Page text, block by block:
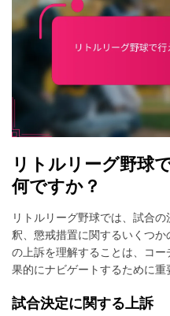
リトルリーグ野球
何ですか？
リトルリーグ野球では、試合
釈、懲戒措置に関するいくつ
の上訴を理解することは、コ
果的にナビゲートするために重
試合決定に関する上訴